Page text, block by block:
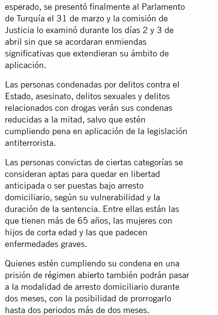
esperado, se presentó finalmente al Parlamento
de Turquía el 31 de marzo y la comisión de
Justicia lo examinó durante los días 2 y 3 de
abril sin que se acordaran enmiendas
significativas que extendieran su ámbito de
aplicación.
Las personas condenadas por delitos contra el
Estado, asesinato, delitos sexuales y delitos
relacionados con drogas verán sus condenas
reducidas a la mitad, salvo que estén
cumpliendo pena en aplicación de la legislación
antiterrorista.
Las personas convictas de ciertas categorías se
consideran aptas para quedar en libertad
anticipada o ser puestas bajo arresto
domiciliario, según su vulnerabilidad y la
duración de la sentencia. Entre ellas están las
que tienen más de 65 años, las mujeres con
hijos de corta edad y las que padecen
enfermedades graves.
Quienes estén cumpliendo su condena en una
prisión de régimen abierto también podrán pasar
a la modalidad de arresto domiciliario durante
dos meses, con la posibilidad de prorrogarlo
hasta dos periodos más de dos meses.